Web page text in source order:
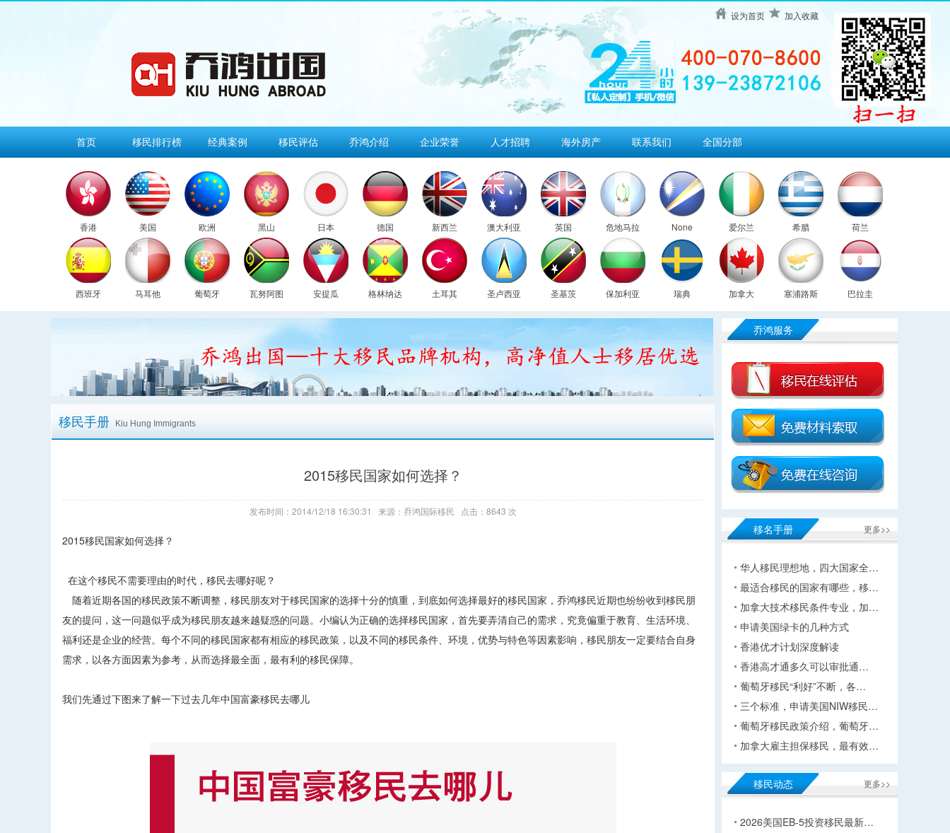
设为首页 加入收藏
首页 移民排行榜 经典案例 移民评估 乔鸿介绍 企业荣誉 人才招聘 海外房产 联系我们 全国分部
香港 美国 欧洲 黑山 日本 德国 新西兰 澳大利亚 英国 危地马拉 None 爱尔兰 希腊 荷兰
西班牙 马耳他 葡萄牙 瓦努阿图 安提瓜 格林纳达 土耳其 圣卢西亚 圣基茨 保加利亚 瑞典 加拿大 塞浦路斯 巴拉圭
移民手册 Kiu Hung Immigrants
2015移民国家如何选择？
发布时间：2014/12/18 16:30:31 来源：乔鸿国际移民 点击：8643 次
2015移民国家如何选择？
在这个移民不需要理由的时代，移民去哪好呢？
随着近期各国的移民政策不断调整，移民朋友对于移民国家的选择十分的慎重，到底如何选择最好的移民国家，乔鸿移民近期也纷纷收到移民朋
友的提问，这一问题似乎成为移民朋友越来越疑惑的问题。小编认为正确的选择移民国家，首先要弄清自己的需求，究竟偏重于教育、生活环境、
福利还是企业的经营。每个不同的移民国家都有相应的移民政策，以及不同的移民条件、环境，优势与特色等因素影响，移民朋友一定要结合自身
需求，以各方面因素为参考，从而选择最全面，最有利的移民保障。
我们先通过下图来了解一下过去几年中国富豪移民去哪儿
乔鸿服务
更多>>
移名手册
华人移民理想地，四大国家全…
最适合移民的国家有哪些，移…
加拿大技术移民条件专业，加…
申请美国绿卡的几种方式
香港优才计划深度解读
香港高才通多久可以审批通…
葡萄牙移民“利好”不断，各…
三个标准，申请美国NIW移民…
葡萄牙移民政策介绍，葡萄牙…
加拿大雇主担保移民，最有效…
更多>>
移民动态
2026美国EB-5投资移民最新…